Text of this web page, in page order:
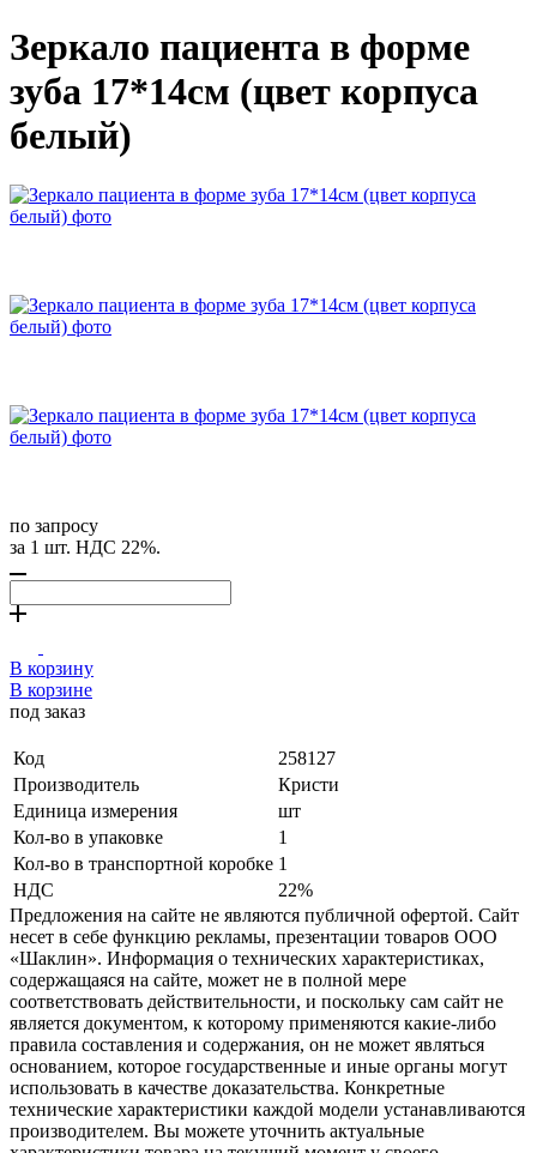
Зеркало пациента в форме
зуба 17*14см (цвет корпуса
белый)
по запросу
за 1 шт. НДС 22%.
В корзину
В корзине
под заказ
Код
258127
Производитель
Кристи
Единица измерения
шт
Кол-во в упаковке
1
Кол-во в транспортной коробке 1
НДС
22%
Предложения на сайте не являются публичной офертой. Сайт
несет в себе функцию рекламы, презентации товаров ООО
«Шаклин». Информация о технических характеристиках,
содержащаяся на сайте, может не в полной мере
соответствовать действительности, и поскольку сам сайт не
является документом, к которому применяются какие-либо
правила составления и содержания, он не может являться
основанием, которое государственные и иные органы могут
использовать в качестве доказательства. Конкретные
технические характеристики каждой модели устанавливаются
производителем. Вы можете уточнить актуальные